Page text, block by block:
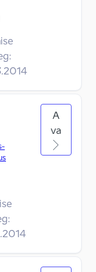
A
va